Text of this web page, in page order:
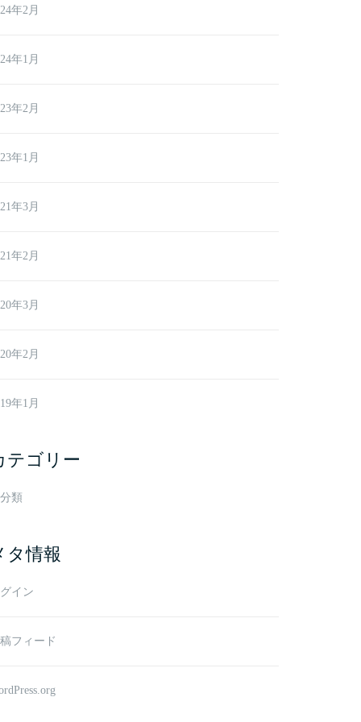
年2月
年1月
年2月
年1月
年3月
年2月
年3月
年2月
年1月
テゴリー
類
タ情報
イン
フィード